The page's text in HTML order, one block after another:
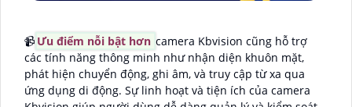
📹 Ưu điểm nỗi bật hơn camera Kbvision cũng hỗ trợ
các tính năng thông minh như nhận diện khuôn mặt,
phát hiện chuyển động, ghi âm, và truy cập từ xa qua
ứng dụng di động. Sự linh hoạt và tiện ích của camera